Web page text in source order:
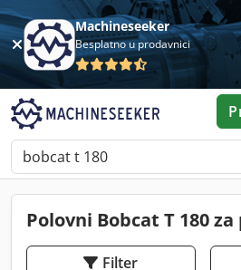
Machineseeker
Besplatno u prodavnici
Polovni Bobcat T 180
Filter